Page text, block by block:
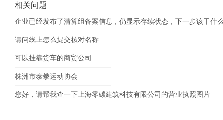
相关问题
企业已经发布了清算组备案信息，仍显示存续状态，下一步该干什
请问线上怎么提交核对名称
可以挂靠货车的商贸公司
株洲市泰拳运动协会
您好，请帮我查一下上海零碳建筑科技有限公司的营业执照图片